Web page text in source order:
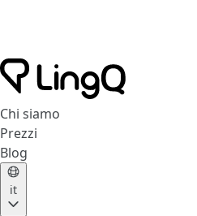
Chi siamo
Prezzi
Blog
it